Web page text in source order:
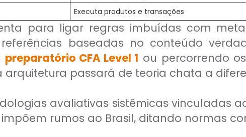
Executa produtos e transações
para ligar regras imbuídas com
baseadas no conteúdo
preparatório CFA Level 1 ou percorrendo
arquitetura passará de teoria chata a
avaliativas sistêmicas vinculadas
rumos ao Brasil, ditando normas